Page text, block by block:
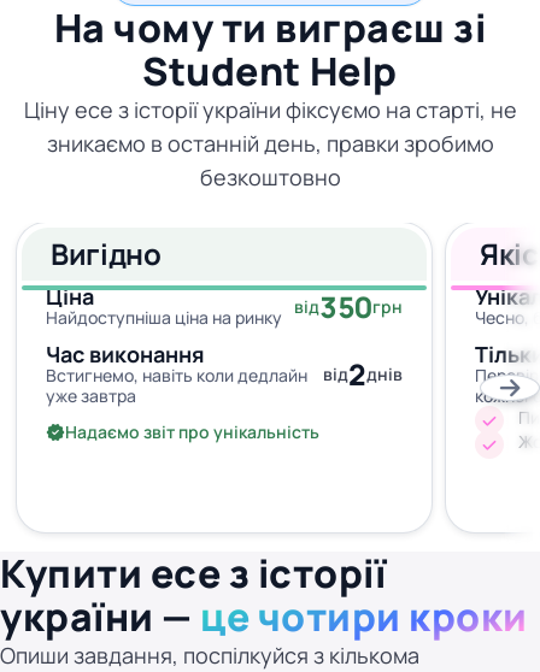
На чому ти виграєш зі
Student Help
Ціну есе з історії україни фіксуємо на старті, не
зникаємо в останній день, правки зробимо
безкоштовно
Вигідно
Ціна
Найдоступніша ціна на ринку від350грн
Час виконання
Встигнемо, навіть коли дедлайн
уже завтра
від2днів
Надаємо звіт про унікальність
Чесно,
Купити есе з історії
україни — це чотири кроки
Опиши завдання, поспілкуйся з кількома